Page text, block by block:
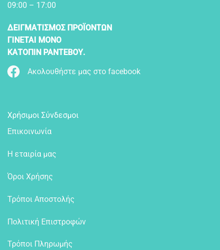
09:00 – 17:00
ΔΕΙΓΜΑΤΙΣΜΟΣ ΠΡΟΪΟΝΤΩΝ
ΓΙΝΕΤΑΙ ΜΟΝΟ
ΚΑΤΟΠΙΝ ΡΑΝΤΕΒΟΥ.
Ακολουθήστε μας στο facebook
Χρήσιμοι Σύνδεσμοι
Επικοινωνία
Η εταιρία μας
Όροι Χρήσης
Τρόποι Αποστολής
Πολιτική Επιστροφών
Τρόποι Πληρωμής